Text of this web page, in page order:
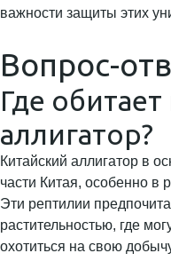
важности защиты этих
Вопрос-
Где
аллигатор?
Китайский аллигатор в
части Китая, особенно в
Эти рептилии
растительностью, где
охотиться на свою